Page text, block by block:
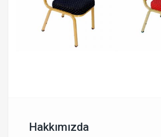
Hakkımızda